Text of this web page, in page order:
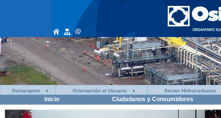
Osinergmin Orientación al Usuario Sector Hidrocarburos
Inicio Ciudadanos y Consumidores